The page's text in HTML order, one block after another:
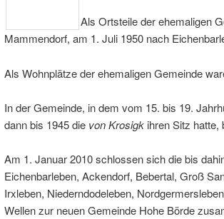
Als Ortsteile der ehemaligen
Mammendorf, am 1. Juli 1950 nach
Als Wohnplätze der ehemaligen Gemeinde
In der Gemeinde, in dem vom 15. bis 19.
dann bis 1945 die von Krosigk ihren Sitz
Am 1. Januar 2010 schlossen sich die bis
Eichenbarleben, Ackendorf, Bebertal, Groß
Irxleben, Niederndodeleben,
Wellenzur neuen Gemeinde Hohe Börde